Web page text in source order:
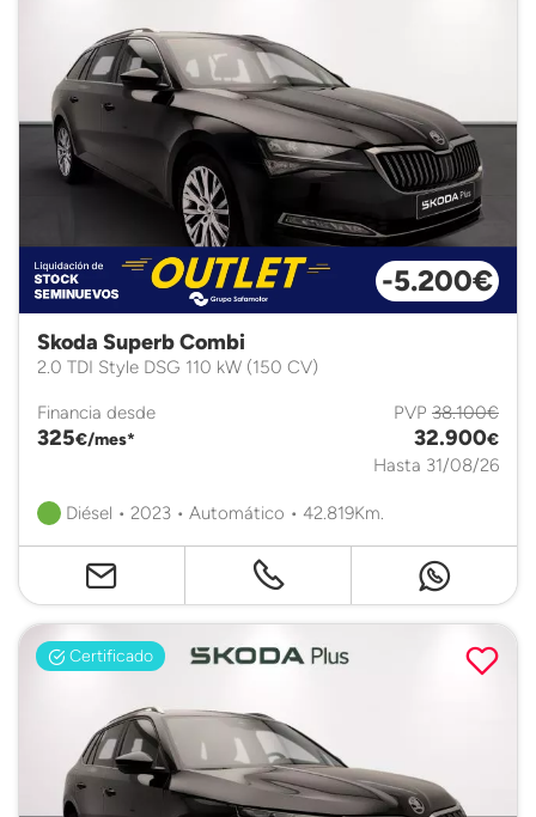
-5.200€
Skoda Superb Combi
2.0 TDI Style DSG 110 kW (150 CV)
Financia desde
325€/mes*
PVP 38.100€
32.900€
Hasta 31/08/26
Diésel • 2023 • Automático • 42.819Km.
Certificado